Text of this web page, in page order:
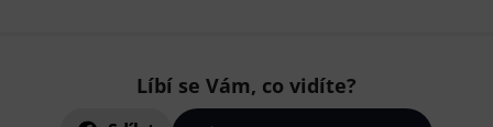
Líbí se Vám, co vidíte?